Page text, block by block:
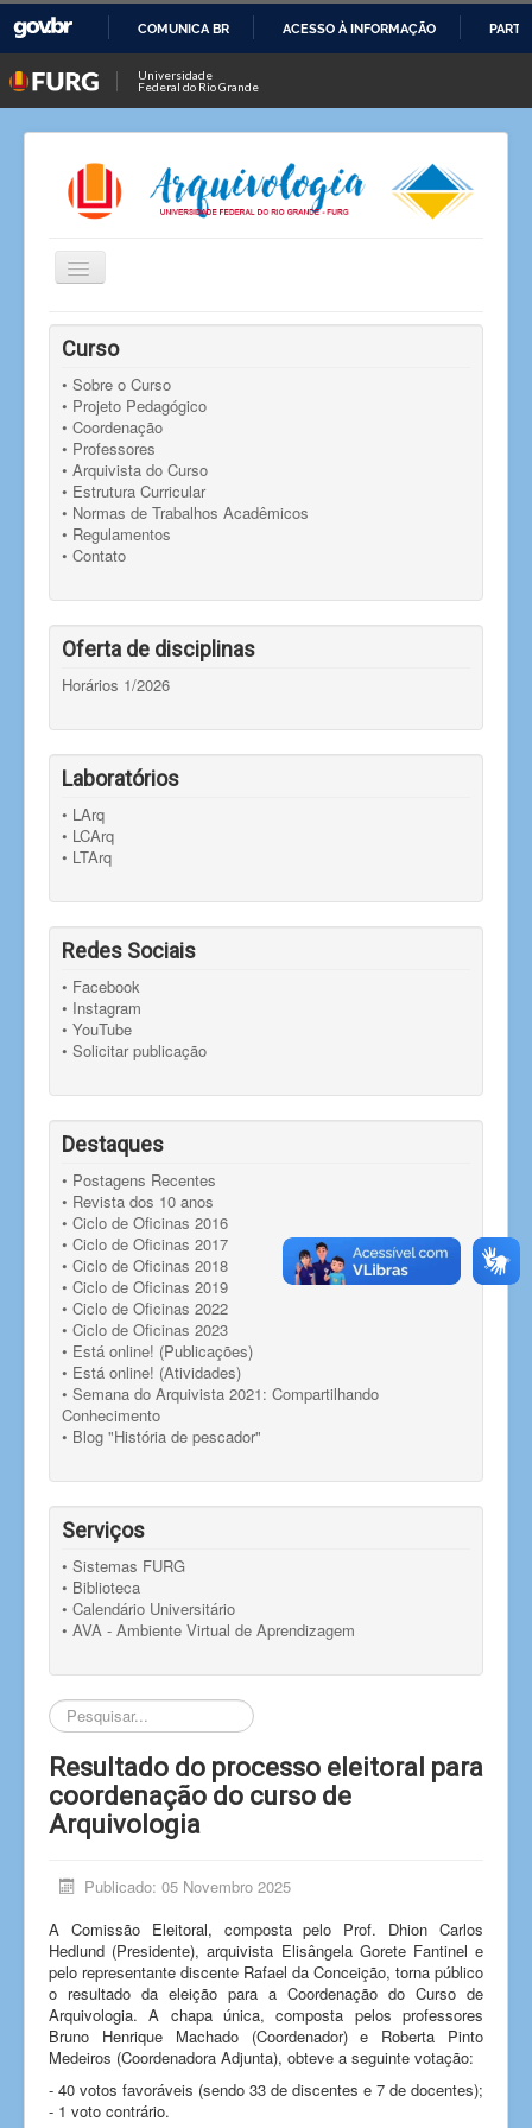
O
CONTEÚDO
COMUNICA BR ACESSO À INFORMAÇÃO
Universidade
Federal do Rio Grande
Alternar
Navegação
Você está aqui:
Resultado do processo eleitoral para coordenação do
curso de Arquivologia
Curso
• Sobre o Curso
• Projeto Pedagógico
• Coordenação
• Professores
• Arquivista do Curso
• Estrutura Curricular
• Normas de Trabalhos Acadêmicos
• Regulamentos
• Contato
Oferta de disciplinas
Horários 1/2026
Laboratórios
• LArq
• LCArq
• LTArq
Redes Sociais
• Facebook
• Instagram
• YouTube
• Solicitar publicação
Destaques
• Postagens Recentes
• Revista dos 10 anos
• Ciclo de Oficinas 2016
• Ciclo de Oficinas 2017
• Ciclo de Oficinas 2018
• Ciclo de Oficinas 2019
• Ciclo de Oficinas 2022
• Ciclo de Oficinas 2023
• Está online! (Publicações)
• Está online! (Atividades)
• Semana do Arquivista 2021: Compartilhando
Conhecimento
• Blog "História de pescador"
Serviços
• Sistemas FURG
• Biblioteca
• Calendário Universitário
• AVA - Ambiente Virtual de Aprendizagem
Pesquisar...
Resultado do processo eleitoral para
coordenação do curso de
Arquivologia
Publicado: 05 Novembro 2025
A Comissão Eleitoral, composta pelo Prof. Dhion Carlos
Hedlund (Presidente), arquivista Elisângela Gorete Fantinel e
pelo representante discente Rafael da Conceição, torna público
o resultado da eleição para a Coordenação do Curso de
Arquivologia. A chapa única, composta pelos professores
Bruno Henrique Machado (Coordenador) e Roberta Pinto
Medeiros (Coordenadora Adjunta), obteve a seguinte votação:
- 40 votos favoráveis (sendo 33 de discentes e 7 de docentes);
- 1 voto contrário.